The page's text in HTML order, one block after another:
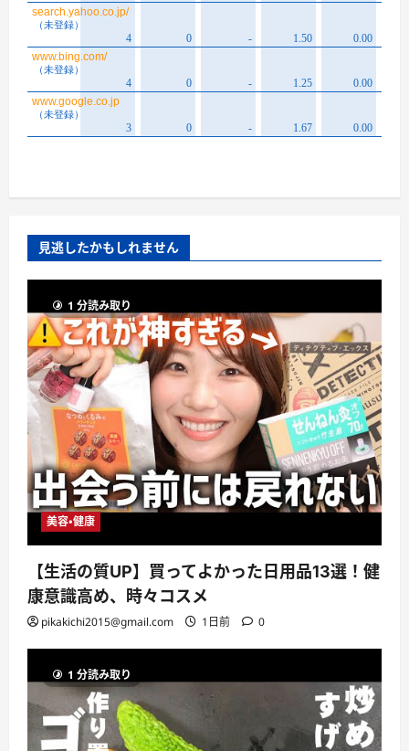
見逃したかもしれません
1 分読み取り
美容・健康
【生活の質UP】買ってよかった日用品13選！健
康意識高め、時々コスメ
pikakichi2015@gmail.com 1日前 0
1 分読み取り